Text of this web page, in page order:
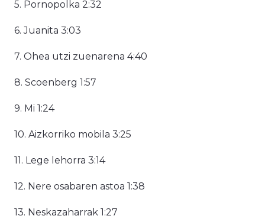
5. Pornopolka 2:32
6. Juanita 3:03
7. Ohea utzi zuenarena 4:40
8. Scoenberg 1:57
9. Mi 1:24
10. Aizkorriko mobila 3:25
11. Lege lehorra 3:14
12. Nere osabaren astoa 1:38
13. Neskazaharrak 1:27